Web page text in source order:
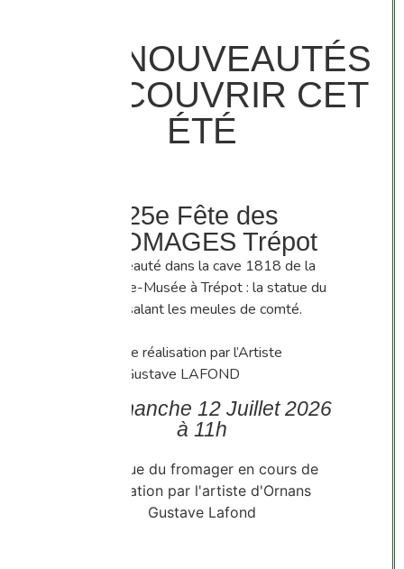
NOS NOUVEAUTÉS
À DÉCOUVRIR CET
ÉTÉ
25e Fête des
FROMAGES Trépot
Une nouveauté dans la cave 1818 de la
Fromagerie-Musée à Trépot : la statue du
fromager salant les meules de comté.
En cours de réalisation par l’Artiste
d’Ornans Gustave LAFOND
Le dimanche 12 Juillet 2026
à 11h